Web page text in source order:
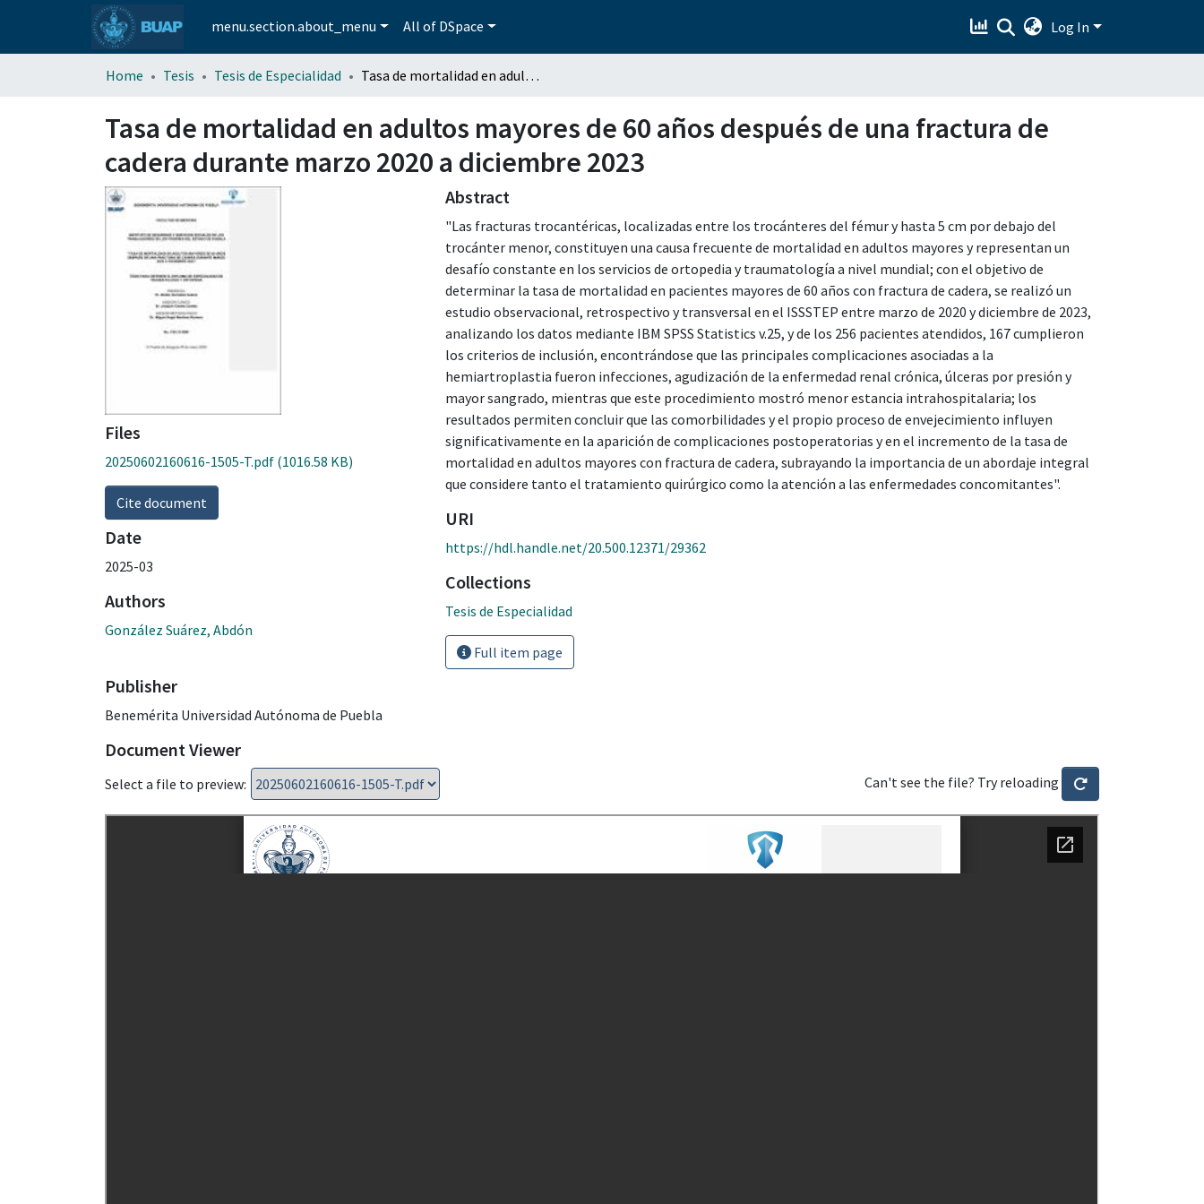
menu.section.about_menu All of DSpace Log In
Home Tesis Tesis de Especialidad Tasa de mortalidad en adultos mayores de 60 años después de una fractura de cadera durante marzo 2020 a diciembre 2023
Tasa de mortalidad en adultos mayores de 60 años después de una fractura de
cadera durante marzo 2020 a diciembre 2023
Files
20250602160616-1505-T.pdf (1016.58 KB)
Cite document
Date
2025-03
Authors
González Suárez, Abdón
Publisher
Benemérita Universidad Autónoma de Puebla
Abstract
"Las fracturas trocantéricas, localizadas entre los trocánteres del fémur y hasta 5 cm por debajo del
trocánter menor, constituyen una causa frecuente de mortalidad en adultos mayores y representan un
desafío constante en los servicios de ortopedia y traumatología a nivel mundial; con el objetivo de
determinar la tasa de mortalidad en pacientes mayores de 60 años con fractura de cadera, se realizó un
estudio observacional, retrospectivo y transversal en el ISSSTEP entre marzo de 2020 y diciembre de 2023,
analizando los datos mediante IBM SPSS Statistics v.25, y de los 256 pacientes atendidos, 167 cumplieron
los criterios de inclusión, encontrándose que las principales complicaciones asociadas a la
hemiartroplastia fueron infecciones, agudización de la enfermedad renal crónica, úlceras por presión y
mayor sangrado, mientras que este procedimiento mostró menor estancia intrahospitalaria; los
resultados permiten concluir que las comorbilidades y el propio proceso de envejecimiento influyen
significativamente en la aparición de complicaciones postoperatorias y en el incremento de la tasa de
mortalidad en adultos mayores con fractura de cadera, subrayando la importancia de un abordaje integral
que considere tanto el tratamiento quirúrgico como la atención a las enfermedades concomitantes".
URI
https://hdl.handle.net/20.500.12371/29362
Collections
Tesis de Especialidad
Full item page
Document Viewer
Select a file to preview: Can't see the file? Try reloading